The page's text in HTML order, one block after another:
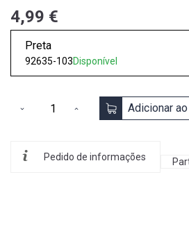
4,99 €
Preta
92635-103Disponível
Adicionar
Pedido de informações